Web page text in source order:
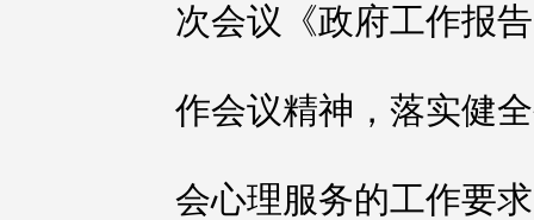
次会议《政府工作报
作会议精神，落实健
会心理服务的工作要